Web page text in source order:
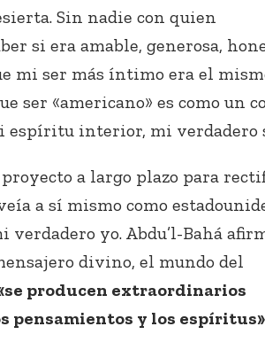
Sin nadie con quien
si era amable, generosa,
mi ser más íntimo era el
ser «americano» es como un
espíritu interior, mi verdadero
a largo plazo para
a sí mismo como
yo. Abdu’l-Bahá
divino, el mundo del
producen extraordinarios
pensamientos y los espíritus»
Conecta
los
tu área